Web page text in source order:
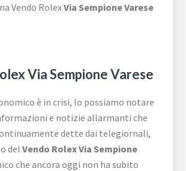
Vendo RolexVia Sempione Varese
Via Sempione Varese
è in crisi, lo possiamo notare
e notizie allarmanti che
dette dai telegiornali,
delVendo Rolex Via Sempione
che ancora oggi non ha subito